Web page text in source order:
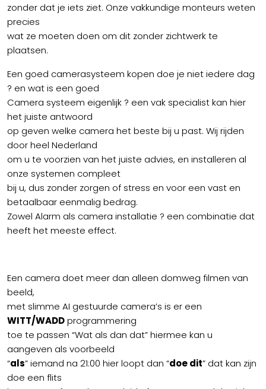
zonder dat je iets ziet. Onze vakkundige monteurs weten
precies
wat ze moeten doen om dit zonder zichtwerk te
plaatsen.
Een goed camerasysteem kopen doe je niet iedere dag
? en wat is een goed
Camera systeem eigenlijk ? een vak specialist kan hier
het juiste antwoord
op geven welke camera het beste bij u past. Wij rijden
door heel Nederland
om u te voorzien van het juiste advies, en installeren al
onze systemen compleet
bij u, dus zonder zorgen of stress en voor een vast en
betaalbaar eenmalig bedrag.
Zowel Alarm als camera installatie ? een combinatie dat
heeft het meeste effect.
Een camera doet meer dan alleen domweg filmen van
beeld,
met slimme AI gestuurde camera’s is er een
WITT/WADDprogrammering
toe te passen “Wat als dan dat” hiermee kan u
aangeven als voorbeeld
“als” iemand na 21:00 hier loopt dan “doe dit” dat kan zijn
doe een flits